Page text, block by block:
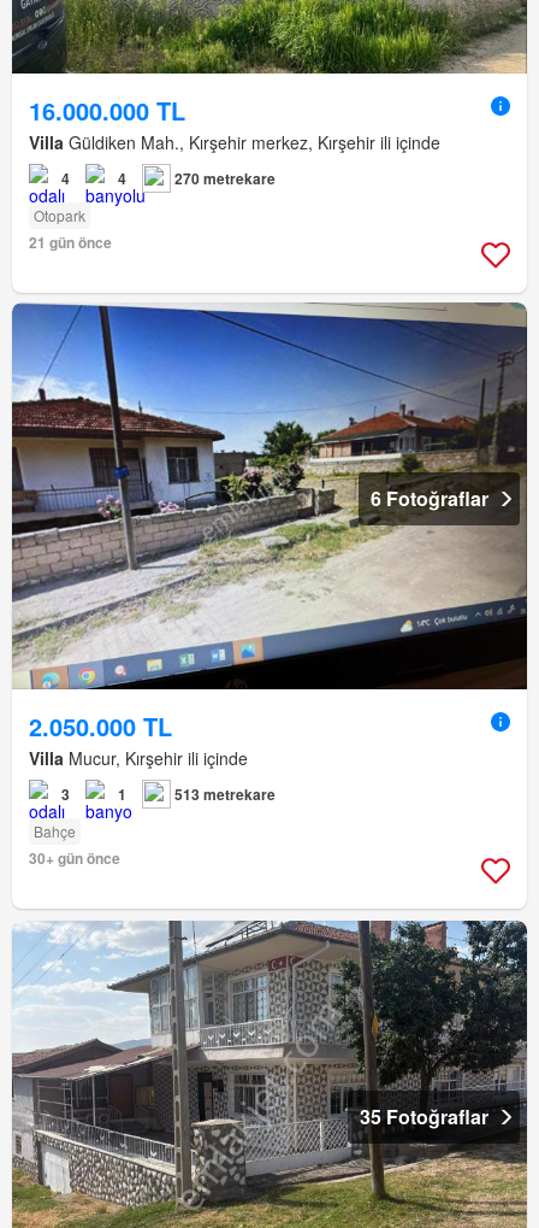
16.000.000 TL
Villa Güldiken Mah., Kırşehir merkez, Kırşehir ili içinde
4 4 270 metrekare
Otopark
21 gün önce
6 Fotoğraflar
2.050.000 TL
Villa Mucur, Kırşehir ili içinde
3 1 513 metrekare
Bahçe
30+ gün önce
35 Fotoğraflar